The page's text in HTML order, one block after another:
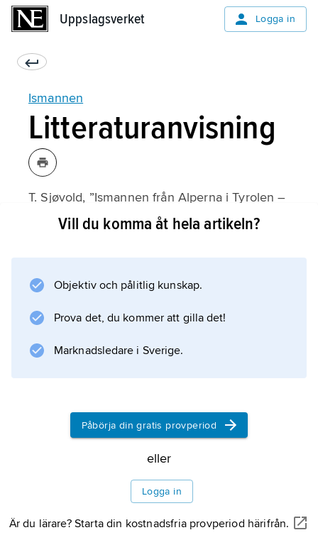
Uppslagsverket Logga in
Ismannen
Litteraturanvisning
T. Sjøvold, ”Ismannen från Alperna i Tyrolen –
forskningsstatus tre år efter upptäckten”,
Information om artikeln
Vill du komma åt hela artikeln?
Objektiv och pålitlig kunskap.
Prova det, du kommer att gilla det!
Marknadsledare i Sverige.
Påbörja din gratis provperiod
eller
Logga in
Är du lärare? Starta din kostnadsfria provperiod härifrån.